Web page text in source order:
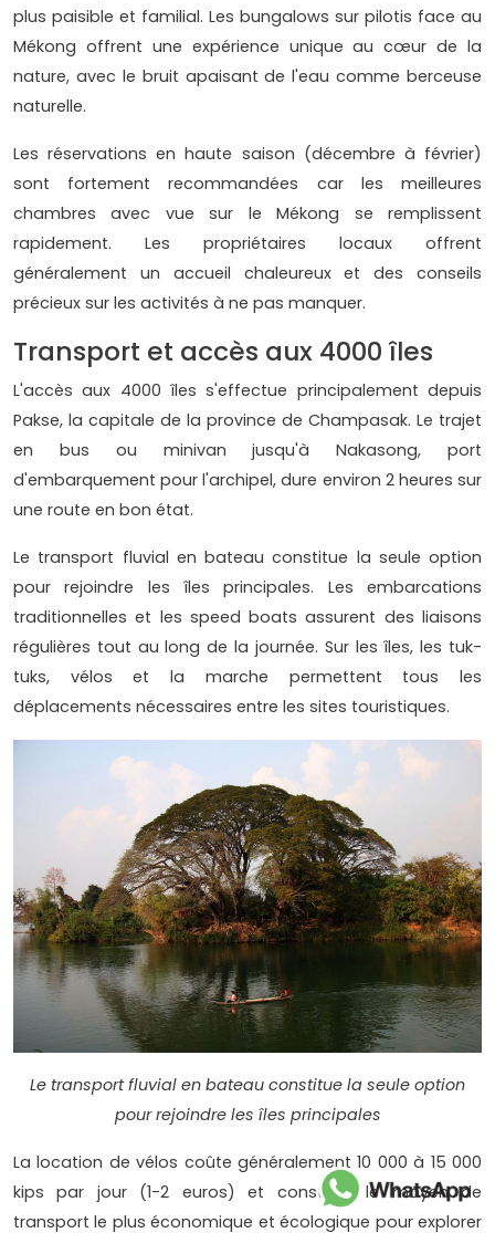
plus paisible et familial. Les bungalows sur pilotis face au
Mékong offrent une expérience unique au cœur de la
nature, avec le bruit apaisant de l'eau comme berceuse
naturelle.
Les réservations en haute saison (décembre à février)
sont fortement recommandées car les meilleures
chambres avec vue sur le Mékong se remplissent
rapidement. Les propriétaires locaux offrent
généralement un accueil chaleureux et des conseils
précieux sur les activités à ne pas manquer.
Transport et accès aux 4000 îles
L'accès aux 4000 îles s'effectue principalement depuis
Pakse, la capitale de la province de Champasak. Le trajet
en bus ou minivan jusqu'à Nakasong, port
d'embarquement pour l'archipel, dure environ 2 heures sur
une route en bon état.
Le transport fluvial en bateau constitue la seule option
pour rejoindre les îles principales. Les embarcations
traditionnelles et les speed boats assurent des liaisons
régulières tout au long de la journée. Sur les îles, les tuk-
tuks, vélos et la marche permettent tous les
déplacements nécessaires entre les sites touristiques.
Le transport fluvial en bateau constitue la seule option
pour rejoindre les îles principales
La location de vélos coûte généralement 10 000 à 15 000
kips par jour (1-2 euros) et constitue le moyen de
transport le plus économique et écologique pour explorer